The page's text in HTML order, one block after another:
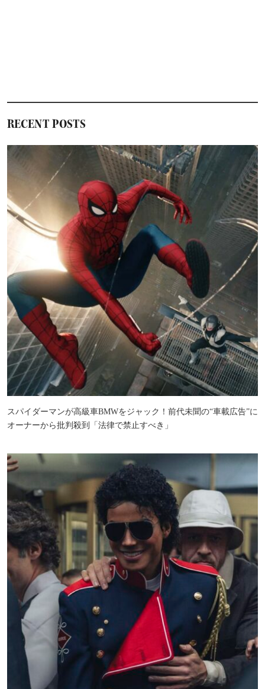
RECENT POSTS
スパイダーマンが高級車BMWをジャック！前代未聞の“車載広告”に
オーナーから批判殺到「法律で禁止すべき」